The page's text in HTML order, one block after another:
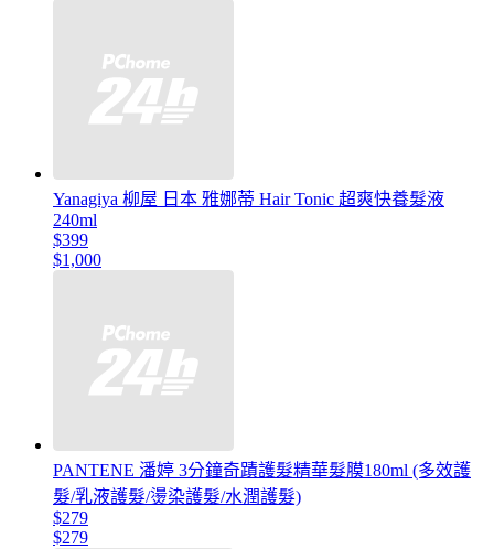
Yanagiya 柳屋 日本 雅娜蒂 Hair Tonic 超爽快養髮液
240ml
$399
$1,000
PANTENE 潘婷 3分鐘奇蹟護髮精華髮膜180ml (多效護
髮/乳液護髮/燙染護髮/水潤護髮)
$279
$279